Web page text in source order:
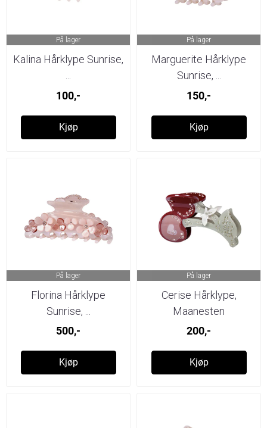
På lager
Kalina Hårklype Sunrise,
...
100,-
Kjøp
På lager
Marguerite Hårklype
Sunrise, ...
150,-
Kjøp
På lager
Florina Hårklype
Sunrise, ...
500,-
Kjøp
På lager
Cerise Hårklype,
Maanesten
200,-
Kjøp